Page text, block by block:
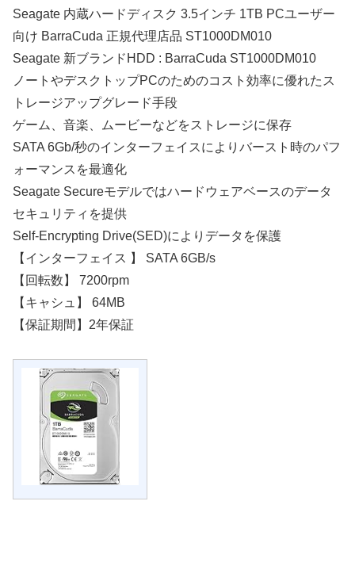
Seagate 内蔵ハードディスク 3.5インチ 1TB PCユーザー
向け BarraCuda 正規代理店品 ST1000DM010
Seagate 新ブランドHDD : BarraCuda ST1000DM010
ノートやデスクトップPCのためのコスト効率に優れたス
トレージアップグレード手段
ゲーム、音楽、ムービーなどをストレージに保存
SATA 6Gb/秒のインターフェイスによりバースト時のパフ
ォーマンスを最適化
Seagate Secureモデルではハードウェアベースのデータ
セキュリティを提供
Self-Encrypting Drive(SED)によりデータを保護
【インターフェイス 】 SATA 6GB/s
【回転数】 7200rpm
【キャシュ】 64MB
【保証期間】2年保証